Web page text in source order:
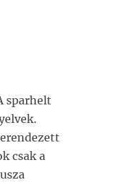
sparhelt
csak a